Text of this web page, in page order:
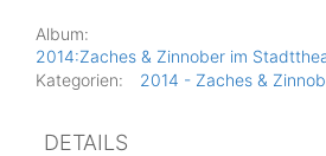
Album:
2014:Zaches & Zinnober im
Kategorien:
2014 - Zaches &
DETAILS